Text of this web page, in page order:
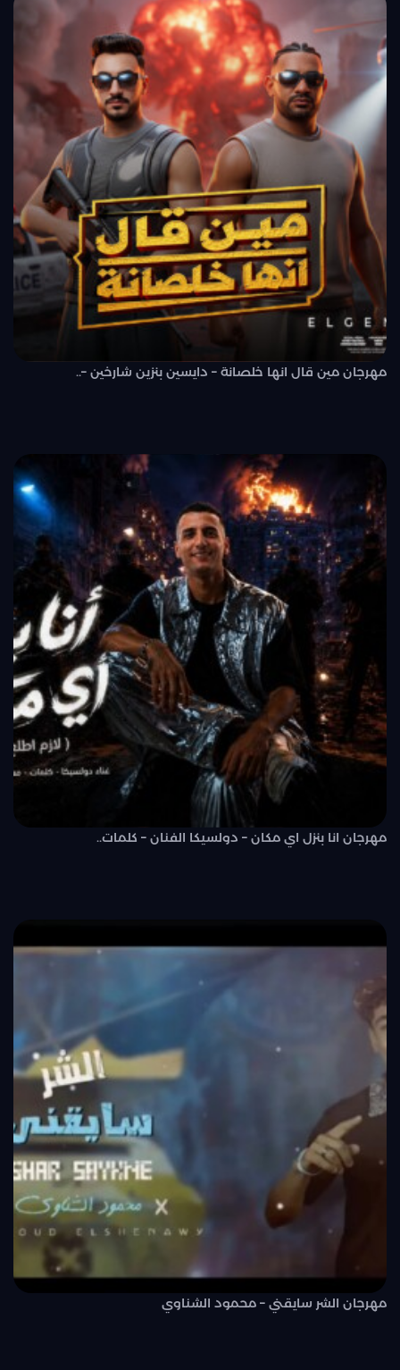
مهرجان مين قال انها خلصانة – دايسين بنزين شارخين –..
مهرجان انا بنزل اي مكان – دولسيكا الفنان – كلمات..
مهرجان الشر سايقني – محمود الشناوي